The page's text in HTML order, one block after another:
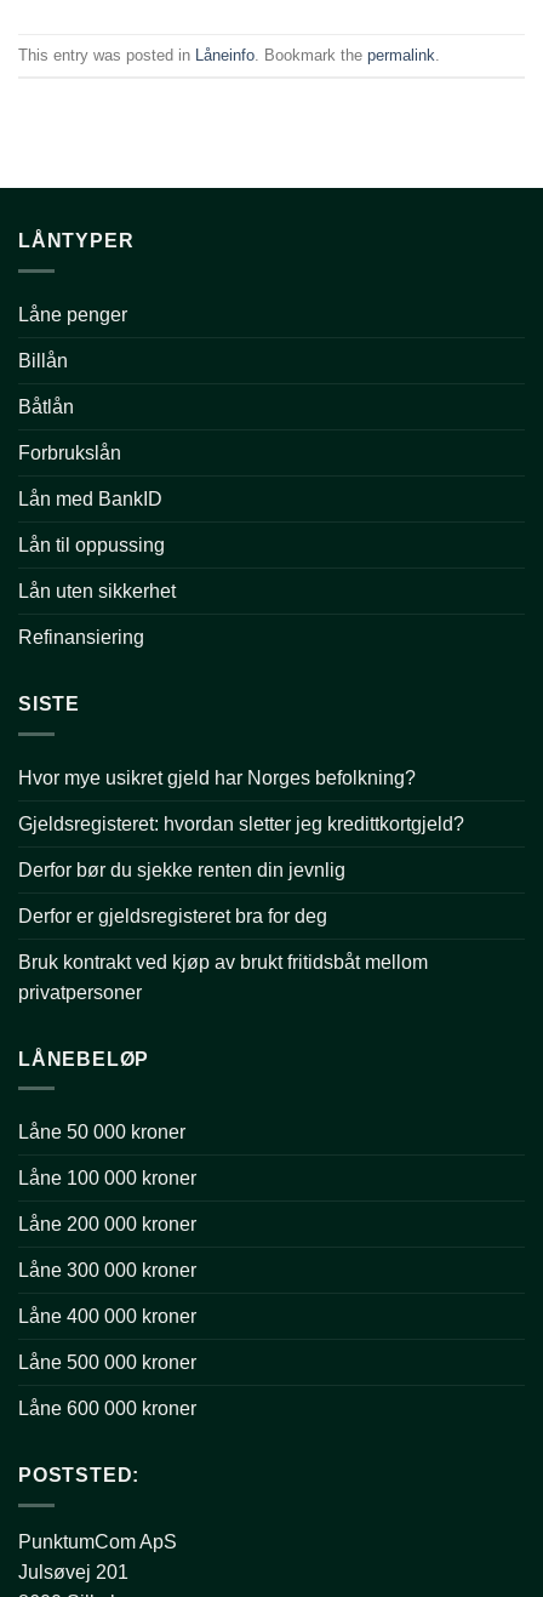
This entry was posted in Låneinfo . Bookmark the permalink
LÅNTYPER
Låne penger
Billån
Båtlån
Forbrukslån
Lån med BankID
Lån til oppussing
Lån uten sikkerhet
Refinansiering
SISTE
Hvor mye usikret gjeld har Norges befolkning?
Gjeldsregisteret: hvordan sletter jeg kredittkortgjeld?
Derfor bør du sjekke renten din jevnlig
Derfor er gjeldsregisteret bra for deg
Bruk kontrakt ved kjøp av brukt fritidsbåt mellom
privatpersoner
LÅNEBELØP
Låne 50 000 kroner
Låne 100 000 kroner
Låne 200 000 kroner
Låne 300 000 kroner
Låne 400 000 kroner
Låne 500 000 kroner
Låne 600 000 kroner
POSTSTED:
PunktumCom ApS
Julsøvej 201